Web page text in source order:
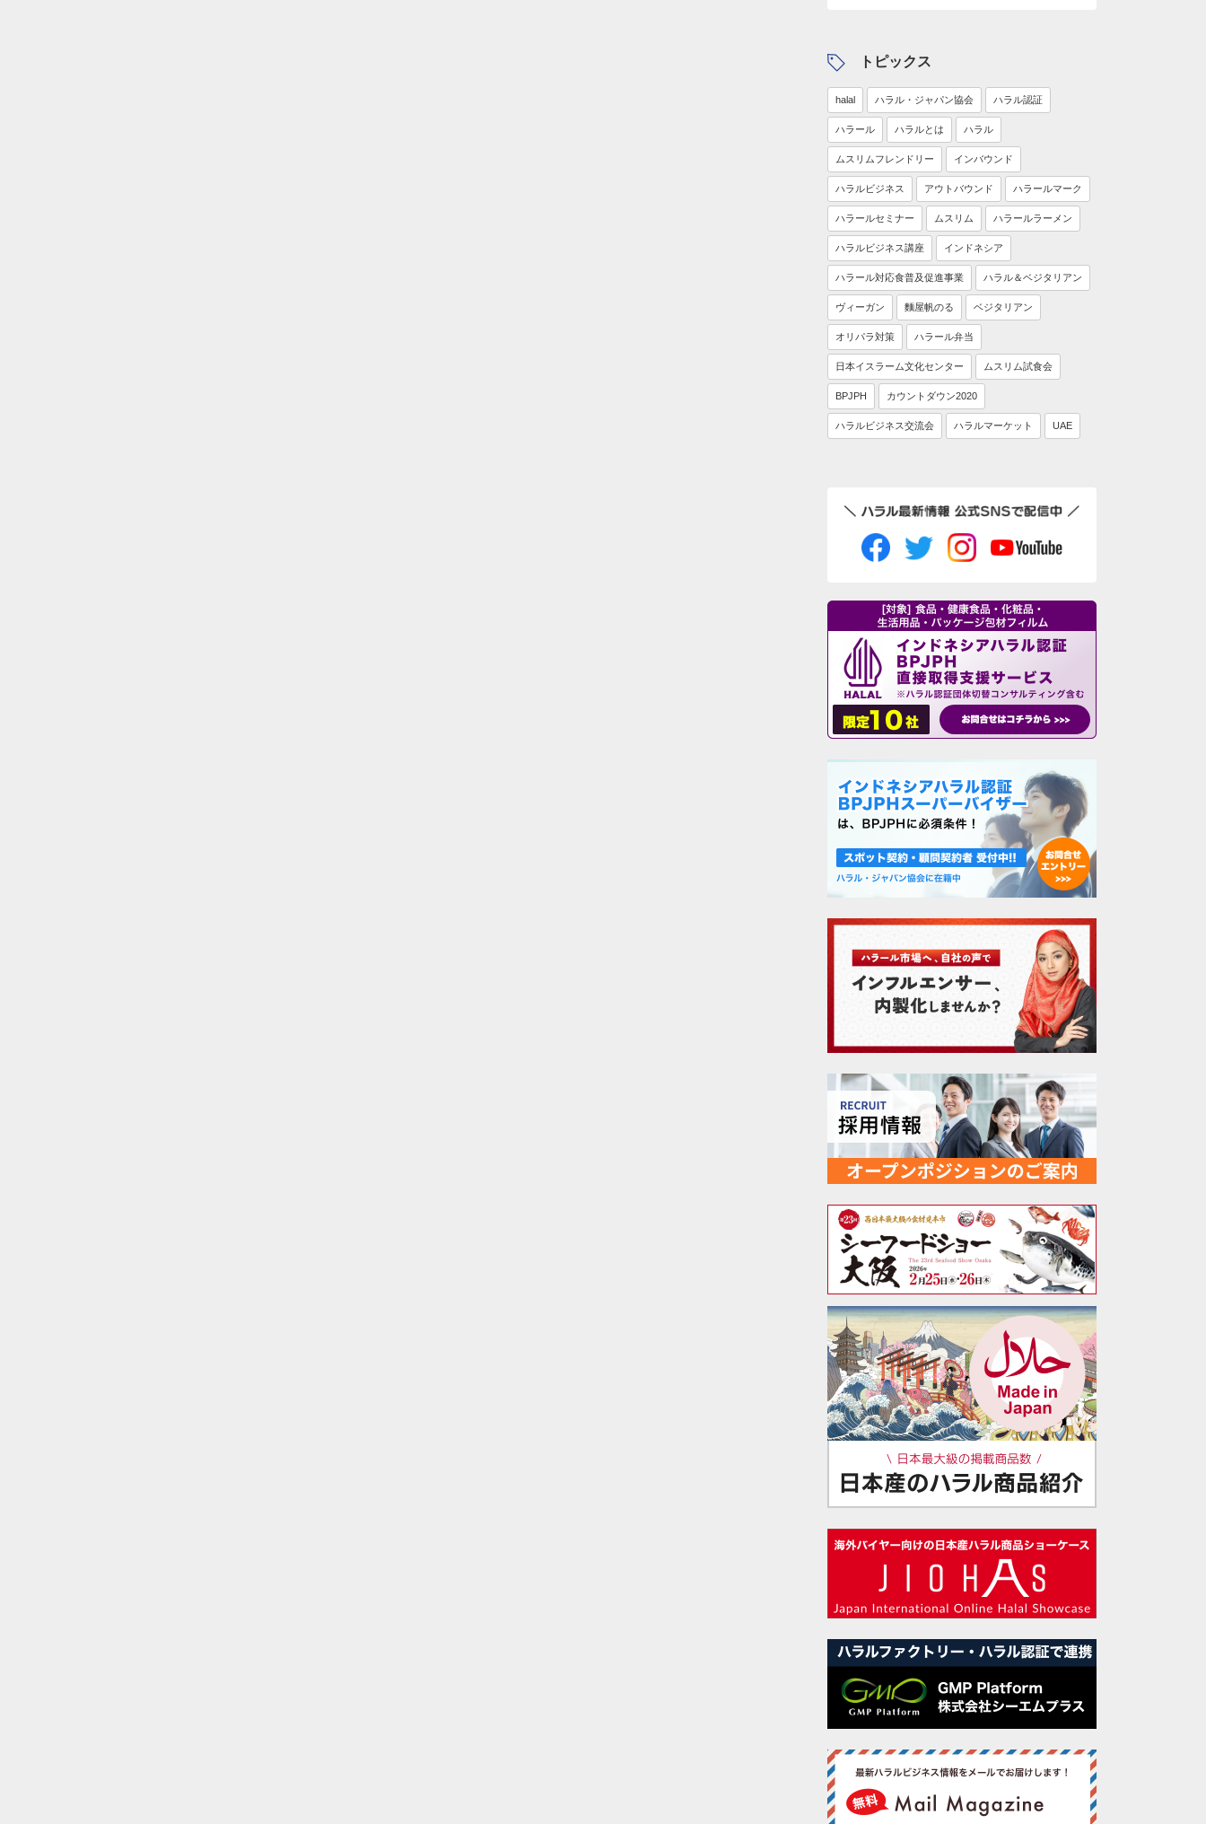
トピックス
halal ハラル・ジャパン協会 ハラル認証
ハラール ハラルとは ハラル
ムスリムフレンドリー インバウンド
ハラルビジネス アウトバウンド ハラールマーク
ハラールセミナー ムスリム ハラールラーメン
ハラルビジネス講座 インドネシア
ハラール対応食普及促進事業 ハラル＆ベジタリアン
ヴィーガン 麵屋帆のる ベジタリアン
オリパラ対策 ハラール弁当
日本イスラーム文化センター ムスリム試食会
BPJPH カウントダウン2020
ハラルビジネス交流会 ハラルマーケット UAE